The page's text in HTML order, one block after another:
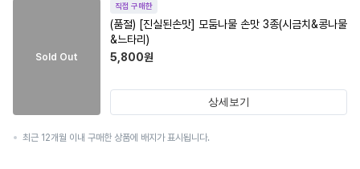
Sold Out
직접 구매한
(품절) [진실된손맛] 모둠나물 손맛 3종(시금치&콩나물
&느타리)
5,800원
상세보기
최근 12개월 이내 구매한 상품에 배지가 표시됩니다.